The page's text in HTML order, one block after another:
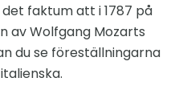
faktum att i 1787 på
av Wolfgang Mozarts
du se föreställningarna